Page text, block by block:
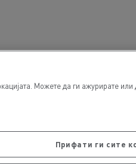
Можете да ги ажурирате
Прифати ги сите